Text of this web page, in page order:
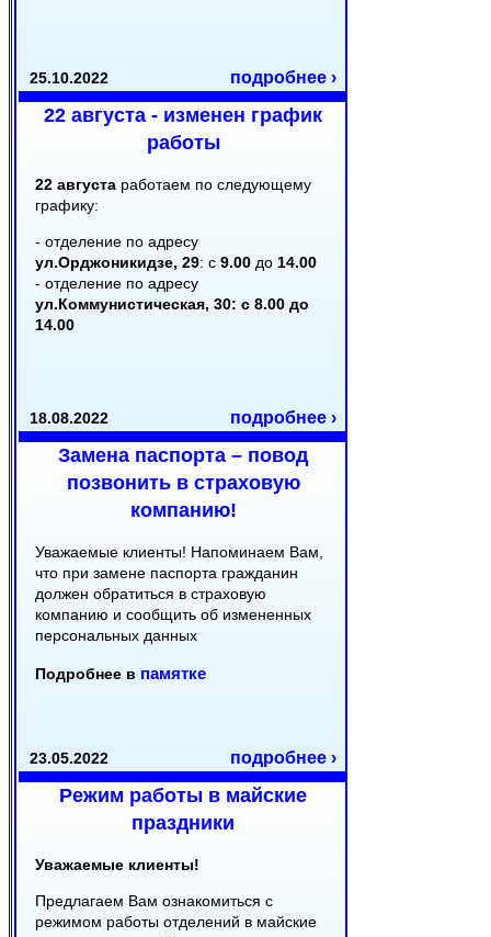
25.10.2022 подробнее ›
22 августа - изменен график
работы
22 августа работаем по следующему
графику:
- отделение по адресу
ул.Орджоникидзе, 29: с 9.00 до 14.00
- отделение по адресу
ул.Коммунистическая, 30: с 8.00 до
14.00
18.08.2022 подробнее ›
Замена паспорта – повод
позвонить в страховую
компанию!
Уважаемые клиенты! Напоминаем Вам,
что при замене паспорта гражданин
должен обратиться в страховую
компанию и сообщить об измененных
персональных данных
Подробнее в памятке
23.05.2022 подробнее ›
Режим работы в майские
праздники
Уважаемые клиенты!
Предлагаем Вам ознакомиться с
режимом работы отделений в майские